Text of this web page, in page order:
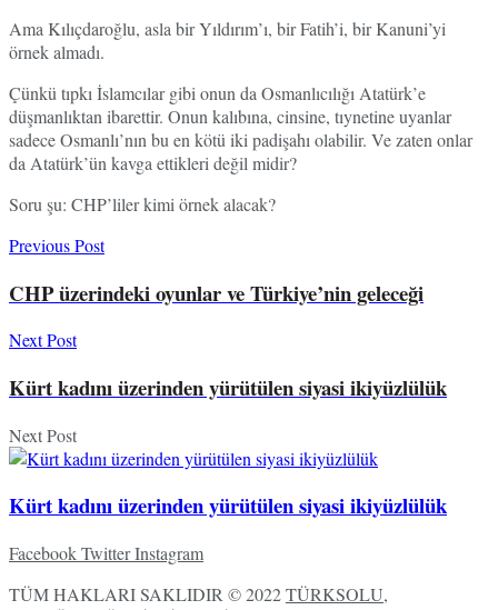
Ama Kılıçdaroğlu, asla bir Yıldırım’ı, bir Fatih’i, bir Kanuni’yi
örnek almadı.
Çünkü tıpkı İslamcılar gibi onun da Osmanlıcılığı Atatürk’e
düşmanlıktan ibarettir. Onun kalıbına, cinsine, tıynetine uyanlar
sadece Osmanlı’nın bu en kötü iki padişahı olabilir. Ve zaten onlar
da Atatürk’ün kavga ettikleri değil midir?
Soru şu: CHP’liler kimi örnek alacak?
Previous Post
CHP üzerindeki oyunlar ve Türkiye’nin geleceği
Next Post
Kürt kadını üzerinden yürütülen siyasi ikiyüzlülük
Next Post
Kürt kadını üzerinden yürütülen siyasi ikiyüzlülük
FacebookTwitterInstagram
TÜM HAKLARI SAKLIDIR © 2022TÜRKSOLU,